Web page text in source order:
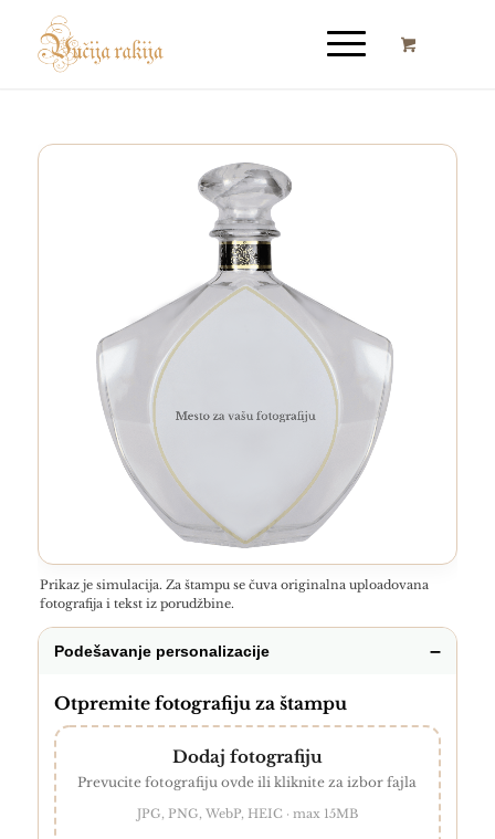
Prikaz je simulacija. Za štampu se čuva originalna uploadovana
fotografija i tekst iz porudžbine.
Podešavanje personalizacije
Otpremite fotografiju za štampu
Dodaj fotografiju
Prevucite fotografiju ovde ili kliknite za izbor fajla
JPG, PNG, WebP, HEIC · max 15MB